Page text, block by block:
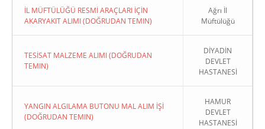
İL MÜFTÜLÜĞÜ RESMİ ARAÇLARI İÇİN
AKARYAKIT ALIMI (DOĞRUDAN TEMIN)
Ağrı İl
Müftülüğü
TESİSAT MALZEME ALIMI (DOĞRUDAN
TEMIN)
DİYADİN
DEVLET
HASTANESİ
YANGIN ALGILAMA BUTONU MAL ALIM İŞİ
(DOĞRUDAN TEMIN)
HAMUR
DEVLET
HASTANESİ